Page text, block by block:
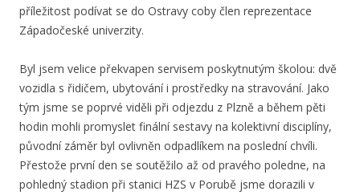
příležitost podívat se do Ostravy coby člen reprezentace
Západočeské univerzity.
Byl jsem velice překvapen servisem poskytnutým školou: dvě
vozidla s řidičem, ubytování i prostředky na stravování. Jako
tým jsme se poprvé viděli při odjezdu z Plzně a během pěti
hodin mohli promyslet finální sestavy na kolektivní disciplíny,
původní záměr byl ovlivněn odpadlíkem na poslední chvíli.
Přestože první den se soutěžilo až od pravého poledne, na
pohledný stadion při stanici HZS v Porubě jsme dorazili v